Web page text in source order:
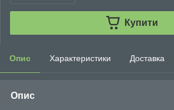
Купити
Опис Характеристики Доставка
Опис